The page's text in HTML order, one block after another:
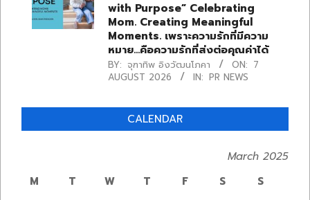
with Purpose” Celebrating
Mom. Creating Meaningful
Moments. เพราะความรักที่มีความ
หมาย…คือความรักที่ส่งต่อคุณค่าได้
BY: จุฑาทิพ อิงวัฒนโภคา ON: 7
AUGUST 2026
IN: PR NEWS
CALENDAR
March 2025
M
T W T F S
S